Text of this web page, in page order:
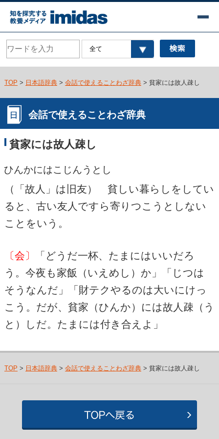
TOP > 日本語辞典> 会話で使えることわざ辞典> 貧家には故人疎し
会話で使えることわざ辞典
貧家には故人疎し
ひんかにはこじんうとし
（「故人」は旧友） 貧しい暮らしをしてい
ると、古い友人ですら寄りつこうとしない
ことをいう。
〔会〕
「どうだ一杯、たまにはいいだろ
う。今夜も家飯（いえめし）か」「じつは
そうなんだ」「財テクやるのは大いにけっ
こう。だが、貧家（ひんか）には故人疎（う
と）しだ。たまには付き合えよ」
TOP > 日本語辞典> 会話で使えることわざ辞典> 貧家には故人疎し